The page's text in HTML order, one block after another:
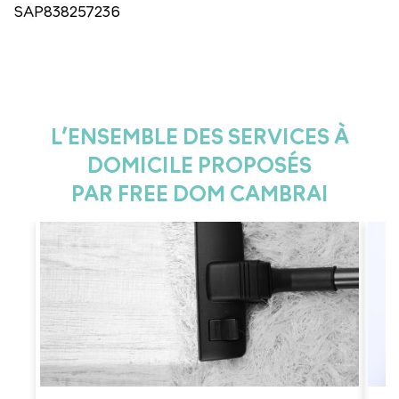
SAP838257236
L’ENSEMBLE DES SERVICES À
DOMICILE PROPOSÉS
PAR FREE DOM CAMBRAI